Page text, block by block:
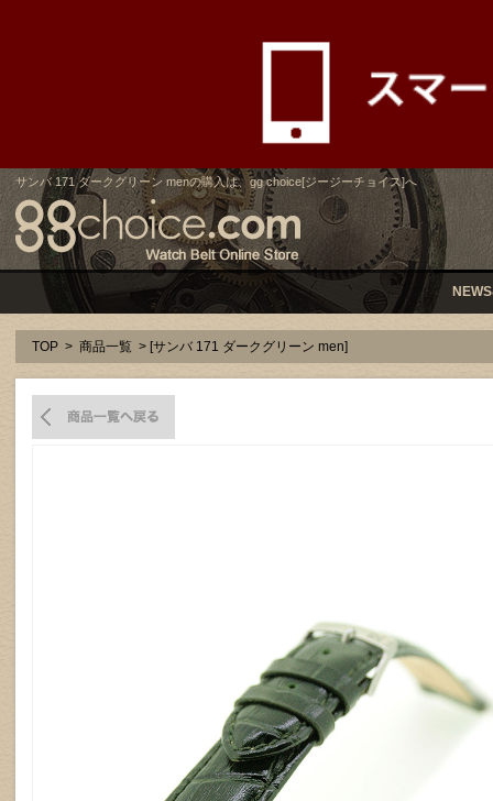
サンバ 171 ダークグリーン menの購入は、gg choice[ジージーチョイス]へ
TOP > 商品一覧 > [サンバ 171 ダークグリーン men]